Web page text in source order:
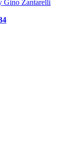
Gino Zantarelli